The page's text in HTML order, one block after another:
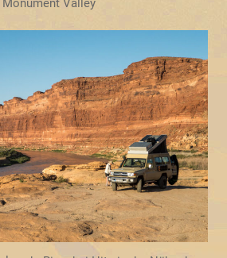
Monument Valley